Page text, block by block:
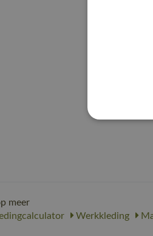
meer
Werkkleding